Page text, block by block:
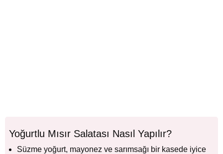
Yoğurtlu Mısır Salatası Nasıl Yapılır?
Süzme yoğurt, mayonez ve sarımsağı bir kasede iyice